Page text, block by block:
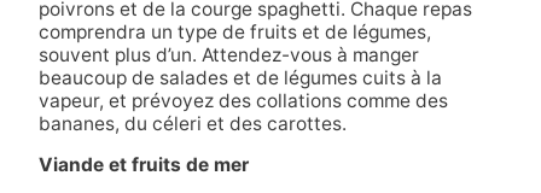
poivrons et de la courge spaghetti. Chaque repas
comprendra un type de fruits et de légumes,
souvent plus d’un. Attendez-vous à manger
beaucoup de salades et de légumes cuits à la
vapeur, et prévoyez des collations comme des
bananes, du céleri et des carottes.
Viande et fruits de mer